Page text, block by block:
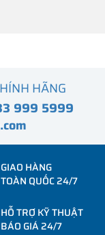
HÃNG
999 5999
GIAO HÀNG
TOÀN QUỐC 24/7
HỖ TRỢ KỸ THUẬT
BÁO GIÁ 24/7